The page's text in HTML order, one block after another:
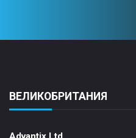
ВЕЛИКОБРИТАНИЯ